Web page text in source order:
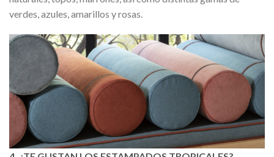
verdes, azules, amarillos y rosas.